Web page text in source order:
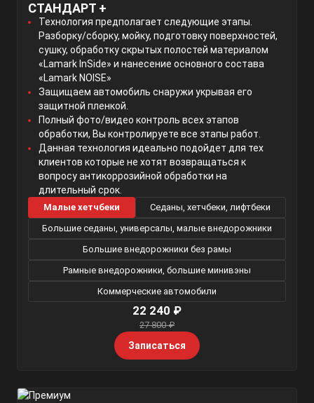
СТАНДАРТ +
Технология предполагает следующие этапы.
Разборку/сборку, мойку, подготовку поверхностей,
сушку, обработку скрытых полостей материалом
«Lamark InSide» и нанесение основного состава
«Lamark NOISE»
Защищаем автомобиль снаружи укрывая его
защитной пленкой.
Полный фото/видео контроль всех этапов
обработки, Вы контролируете все этапы работ.
Данная технология идеально подойдет для тех
клиентов которые не хотят возвращаться к
вопросу антикоррозийной обработки на
длительный срок.
Малые хетчбеки
Седаны, хетчбеки, лифтбеки
Большие седаны, универсалы, малые внедорожники
Большие внедорожники без рамы
Рамные внедорожники, большие минивэны
Коммерческие автомобили
22 240 ₽
27 800 ₽
Записаться